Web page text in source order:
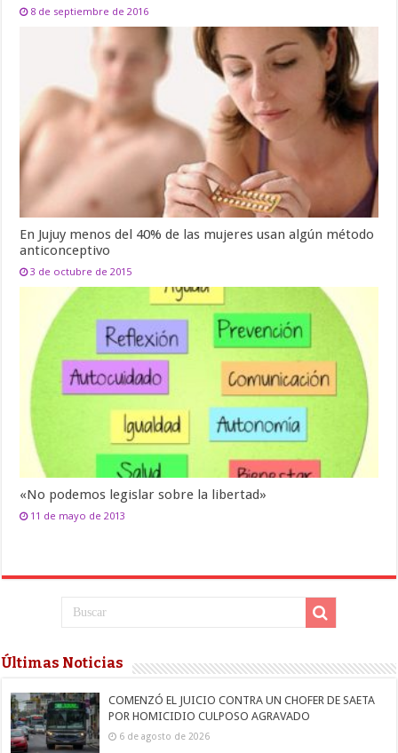
8 de septiembre de 2016
En Jujuy menos del 40% de las mujeres usan algún método
anticonceptivo
3 de octubre de 2015
«No podemos legislar sobre la libertad»
11 de mayo de 2013
Últimas Noticias
COMENZÓ EL JUICIO CONTRA UN CHOFER DE SAETA
POR HOMICIDIO CULPOSO AGRAVADO
6 de agosto de 2026